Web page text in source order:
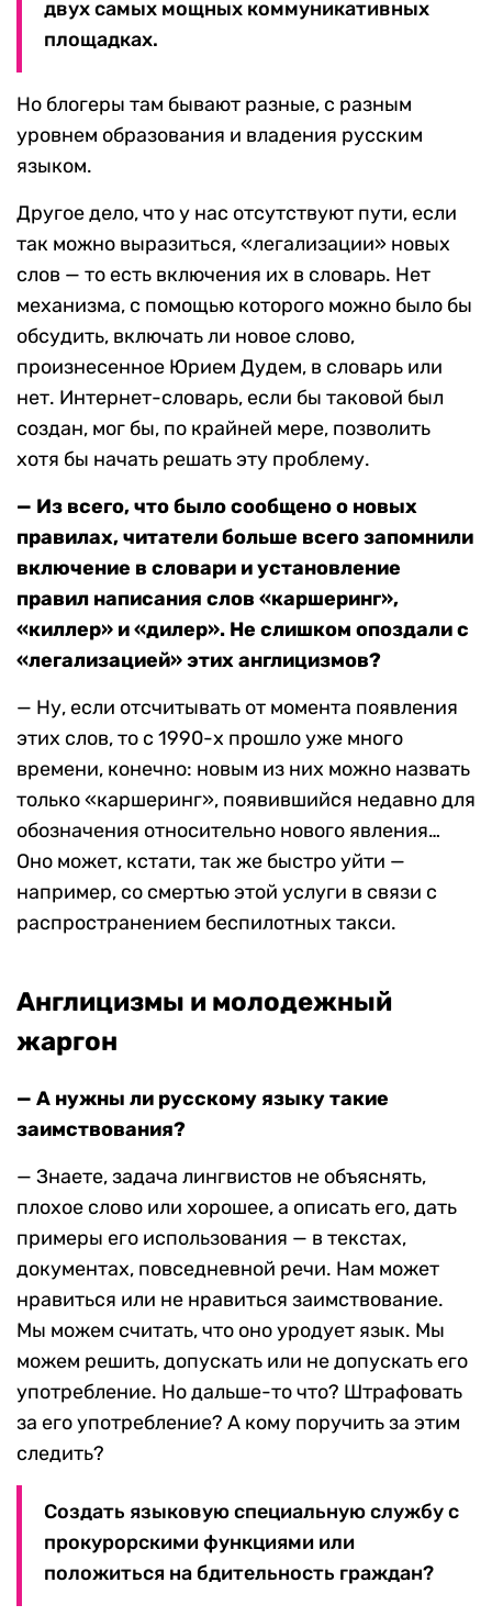
двух самых мощных коммуникативных
площадках.
Но блогеры там бывают разные, с разным
уровнем образования и владения русским
языком.
Другое дело, что у нас отсутствуют пути, если
так можно выразиться, «легализации» новых
слов — то есть включения их в словарь. Нет
механизма, с помощью которого можно было бы
обсудить, включать ли новое слово,
произнесенное Юрием Дудем, в словарь или
нет. Интернет-словарь, если бы таковой был
создан, мог бы, по крайней мере, позволить
хотя бы начать решать эту проблему.
— Из всего, что было сообщено о новых
правилах, читатели больше всего запомнили
включение в словари и установление
правил написания слов «каршеринг»,
«киллер» и «дилер». Не слишком опоздали с
«легализацией» этих англицизмов?
— Ну, если отсчитывать от момента появления
этих слов, то с 1990-х прошло уже много
времени, конечно: новым из них можно назвать
только «каршеринг», появившийся недавно для
обозначения относительно нового явления…
Оно может, кстати, так же быстро уйти —
например, со смертью этой услуги в связи с
распространением беспилотных такси.
Англицизмы и молодежный
жаргон
— А нужны ли русскому языку такие
заимствования?
— Знаете, задача лингвистов не объяснять,
плохое слово или хорошее, а описать его, дать
примеры его использования — в текстах,
документах, повседневной речи. Нам может
нравиться или не нравиться заимствование.
Мы можем считать, что оно уродует язык. Мы
можем решить, допускать или не допускать его
употребление. Но дальше-то что? Штрафовать
за его употребление? А кому поручить за этим
следить?
Создать языковую специальную службу с
прокурорскими функциями или
положиться на бдительность граждан?